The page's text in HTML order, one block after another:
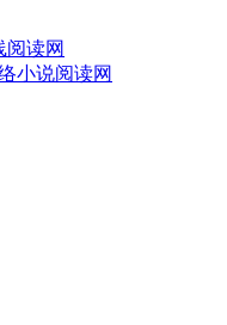
阅读网
小说阅读网